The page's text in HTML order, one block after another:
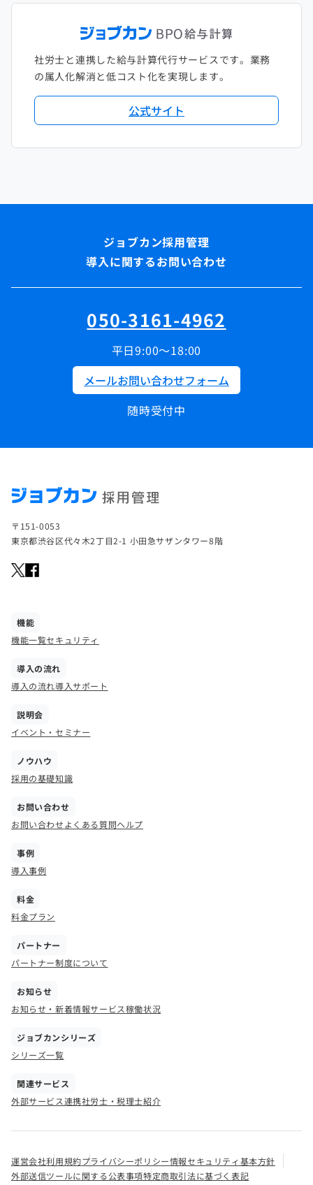
社労士と連携した給与計算代行サービスです。業務
の属人化解消と低コスト化を実現します。
公式サイト
導入に関するお問い合わせ
050-3161-4962
平日9:00～18:00
メールお問い合わせフォーム
随時受付中
〒151-0053
東京都渋谷区代々木2丁目2-1 小田急サザンタワー8階
機能
機能一覧セキュリティ
導入の流れ
導入の流れ導入サポート
説明会
イベント・セミナー
ノウハウ
採用の基礎知識
お問い合わせ
お問い合わせよくある質問ヘルプ
事例
導入事例
料金
料金プラン
パートナー
パートナー制度について
お知らせ
お知らせ・新着情報サービス稼働状況
ジョブカンシリーズ
シリーズ一覧
関連サービス
外部サービス連携社労士・税理士紹介
運営会社利用規約プライバシーポリシー情報セキュリティ基本方針
外部送信ツールに関する公表事項特定商取引法に基づく表記